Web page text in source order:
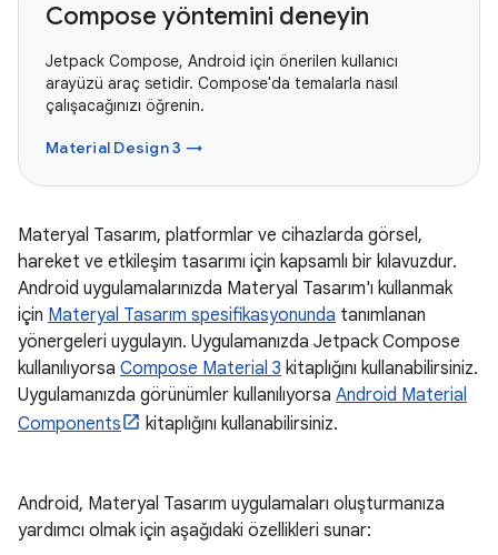
Compose yöntemini deneyin
Jetpack Compose, Android için önerilen kullanıcı
arayüzü araç setidir. Compose'da temalarla nasıl
çalışacağınızı öğrenin.
Material Design 3 →
Materyal Tasarım, platformlar ve cihazlarda görsel,
hareket ve etkileşim tasarımı için kapsamlı bir kılavuzdur.
Android uygulamalarınızda Materyal Tasarım'ı kullanmak
için Materyal Tasarım spesifikasyonunda tanımlanan
yönergeleri uygulayın. Uygulamanızda Jetpack Compose
kullanılıyorsa Compose Material 3 kitaplığını kullanabilirsiniz.
Uygulamanızda görünümler kullanılıyorsa Android Material
Components
kitaplığını kullanabilirsiniz.
Android, Materyal Tasarım uygulamaları oluşturmanıza
yardımcı olmak için aşağıdaki özellikleri sunar: